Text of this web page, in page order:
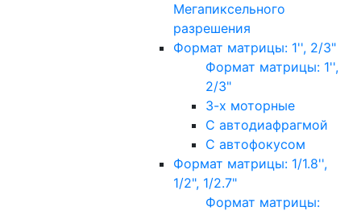
Мегапиксельного
разрешения
Формат матрицы: 1'', 2/3"
Формат матрицы: 1'',
2/3"
3-х моторные
С автодиафрагмой
С автофокусом
Формат матрицы: 1/1.8'',
1/2", 1/2.7"
Формат матрицы: